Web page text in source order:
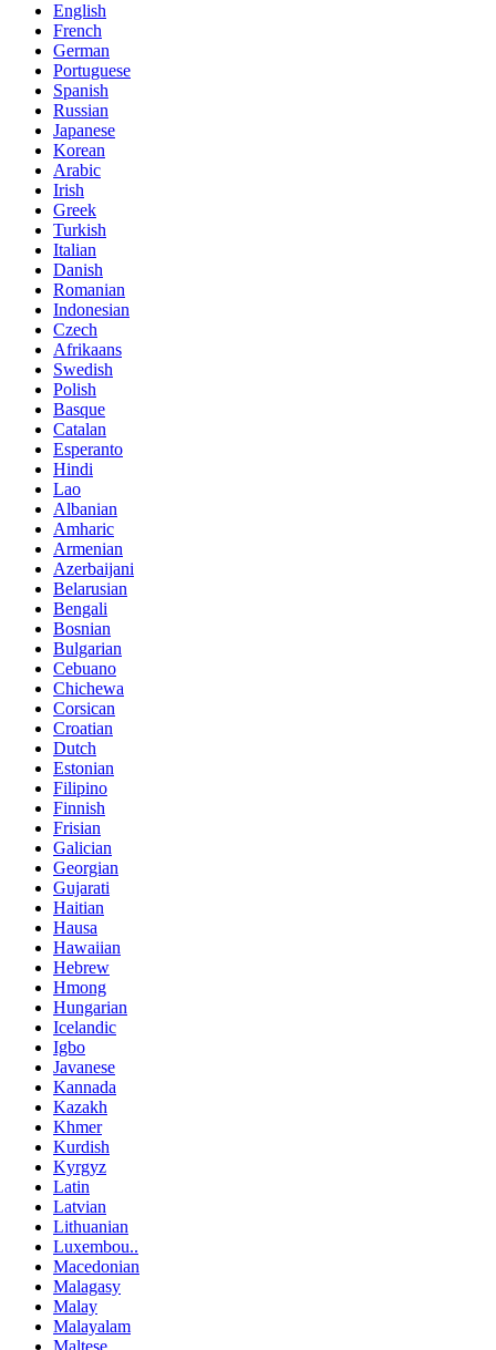
English
French
German
Portuguese
Spanish
Russian
Japanese
Korean
Arabic
Irish
Greek
Turkish
Italian
Danish
Romanian
Indonesian
Czech
Afrikaans
Swedish
Polish
Basque
Catalan
Esperanto
Hindi
Lao
Albanian
Amharic
Armenian
Azerbaijani
Belarusian
Bengali
Bosnian
Bulgarian
Cebuano
Chichewa
Corsican
Croatian
Dutch
Estonian
Filipino
Finnish
Frisian
Galician
Georgian
Gujarati
Haitian
Hausa
Hawaiian
Hebrew
Hmong
Hungarian
Icelandic
Igbo
Javanese
Kannada
Kazakh
Khmer
Kurdish
Kyrgyz
Latin
Latvian
Lithuanian
Luxembou..
Macedonian
Malagasy
Malay
Malayalam